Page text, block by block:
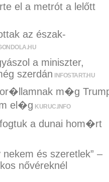
el a metrót a lelőtt
az észak-
a miniszter,
szerdán INFOSTART.HU
m�g
el�g KURUC.INFO
a dunai hom�rt
és szeretlek” –
nővéreknél